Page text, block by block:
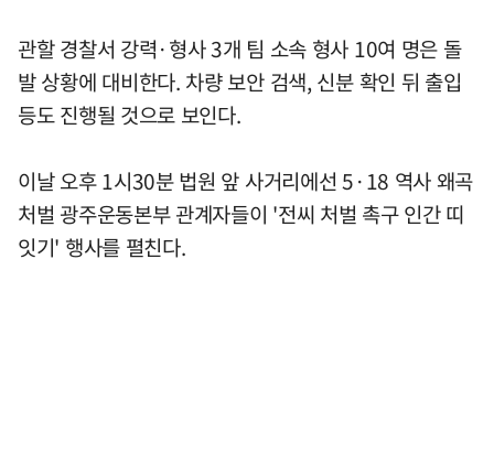
관할 경찰서 강력·형사 3개 팀 소속 형사 10여 명은 돌
발 상황에 대비한다. 차량 보안 검색, 신분 확인 뒤 출입
등도 진행될 것으로 보인다.
이날 오후 1시30분 법원 앞 사거리에선 5·18 역사 왜곡
처벌 광주운동본부 관계자들이 '전씨 처벌 촉구 인간 띠
잇기' 행사를 펼친다.